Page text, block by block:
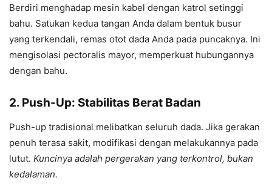
Berdiri menghadap mesin kabel dengan katrol setinggi
bahu. Satukan kedua tangan Anda dalam bentuk busur
yang terkendali, remas otot dada Anda pada puncaknya. Ini
mengisolasi pectoralis mayor, memperkuat hubungannya
dengan bahu.
2. Push-Up: Stabilitas Berat Badan
Push-up tradisional melibatkan seluruh dada. Jika gerakan
penuh terasa sakit, modifikasi dengan melakukannya pada
lutut. Kuncinya adalah pergerakan yang terkontrol, bukan
kedalaman.